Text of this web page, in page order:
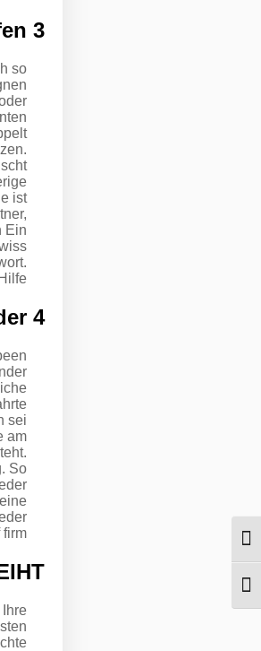
מתג ניגודיות גבוהה
מתג גודל גופן
3 Eifersucht oder Argwohn raufen
so
ist
Ein
4 Redet beieinander
sei
am
So